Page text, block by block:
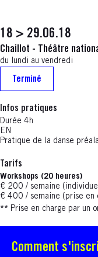
18 > 29.06.18
Chaillot - Théâtre
du lundi au vendredi
Terminé
Infos pratiques
Durée 4h
EN
Pratique de la danse
Tarifs
Workshops (20 heures)
€ 200 / semaine
€ 400 / semaine (prise en
** Prise en charge par un
Comment
S'ouvre dans une